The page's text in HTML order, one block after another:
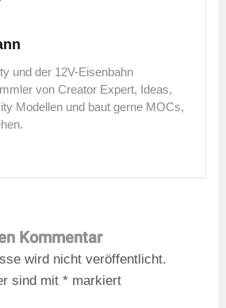
und der 12V-Eisenbahn
von Creator Expert, Ideas,
Modellen und baut gerne MOCs,
Kommentar
wird nicht veröffentlicht.
sind mit * markiert